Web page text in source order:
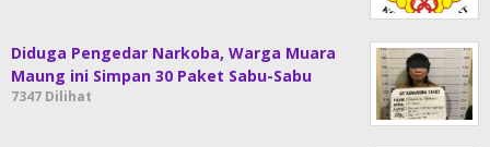
Diduga Pengedar Narkoba, Warga Muara
Maung ini Simpan 30 Paket Sabu-Sabu
7347 Dilihat